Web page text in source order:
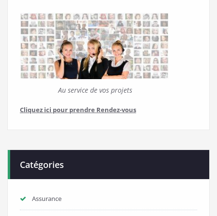
Au service de vos projets
Cliquez ici pour prendre Rendez-vous
Catégories
Assurance